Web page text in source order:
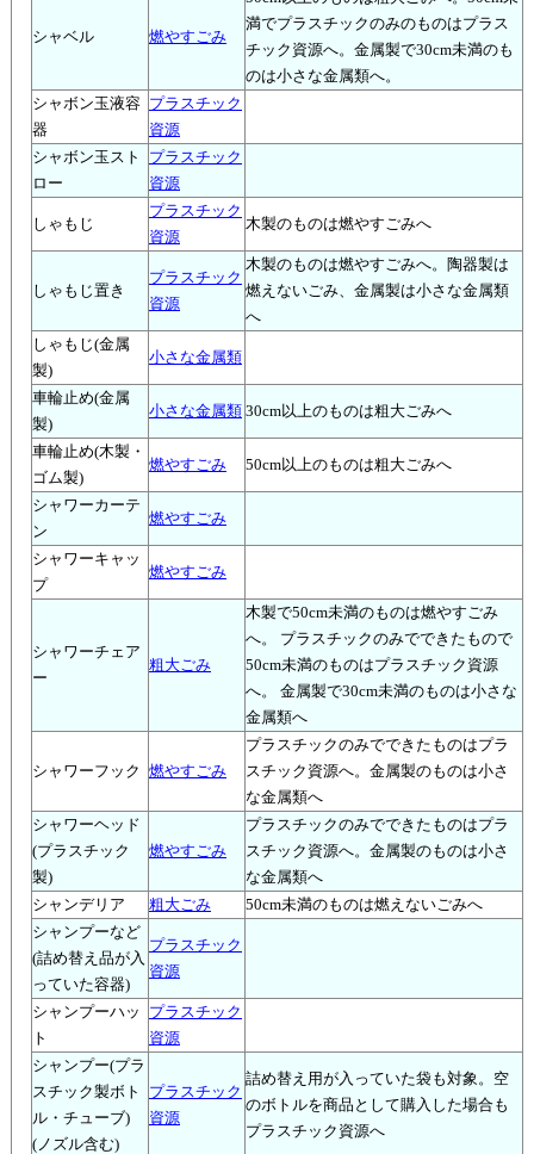
シャベル 燃やすごみ
満でプラスチックのみのものはプラス
チック資源へ。金属製で30cm未満のも
のは小さな金属類へ。
シャボン玉液容
器
プラスチック
資源
シャボン玉スト
ロー
プラスチック
資源
しゃもじ
プラスチック
資源
木製のものは燃やすごみへ
しゃもじ置き
プラスチック
資源
木製のものは燃やすごみへ。陶器製は
燃えないごみ、金属製は小さな金属類
へ
しゃもじ(金属
製)
小さな金属類
車輪止め(金属
製)
小さな金属類 30cm以上のものは粗大ごみへ
車輪止め(木製・
ゴム製)
燃やすごみ 50cm以上のものは粗大ごみへ
シャワーカーテ
ン
燃やすごみ
シャワーキャッ
プ
燃やすごみ
シャワーチェア
ー
粗大ごみ
木製で50cm未満のものは燃やすごみ
へ。 プラスチックのみでできたもので
50cm未満のものはプラスチック資源
へ。 金属製で30cm未満のものは小さな
金属類へ
シャワーフック 燃やすごみ
プラスチックのみでできたものはプラ
スチック資源へ。金属製のものは小さ
な金属類へ
シャワーヘッド
(プラスチック
製)
燃やすごみ
プラスチックのみでできたものはプラ
スチック資源へ。金属製のものは小さ
な金属類へ
シャンデリア
粗大ごみ
50cm未満のものは燃えないごみへ
シャンプーなど
(詰め替え品が入
っていた容器)
プラスチック
資源
シャンプーハッ
ト
プラスチック
資源
シャンプー(プラ
スチック製ボト
ル・チューブ)
(ノズル含む)
プラスチック
資源
詰め替え用が入っていた袋も対象。空
のボトルを商品として購入した場合も
プラスチック資源へ